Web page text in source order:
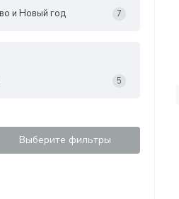
и Новый год 7
5
Выберите фильтры